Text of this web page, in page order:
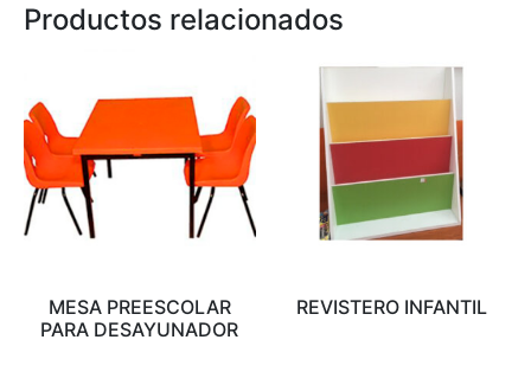
Productos relacionados
MESA PREESCOLAR
PARA DESAYUNADOR
REVISTERO INFANTIL